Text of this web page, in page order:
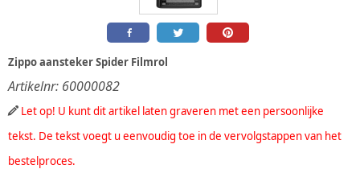
Zippo aansteker Spider Filmrol
Artikelnr: 60000082
Let op! U kunt dit artikel laten graveren met een persoonlijke
tekst. De tekst voegt u eenvoudig toe in de vervolgstappen van het
bestelproces.